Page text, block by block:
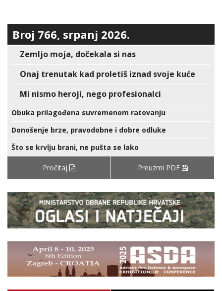
Broj 766, srpanj 2026.
Zemljo moja, dočekala si nas
Onaj trenutak kad proletiš iznad svoje kuće
Mi nismo heroji, nego profesionalci
Obuka prilagođena suvremenom ratovanju
Donošenje brze, pravodobne i dobre odluke
Što se krvlju brani, ne pušta se lako
Pročitaj Preuzmi PDF